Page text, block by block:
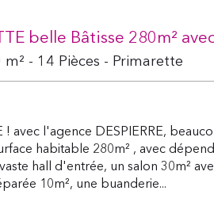
belle Bâtisse 280m²
m² - 14 Pièces - Primarette
! avec l'agence DESPIERRE,
habitable 280m² , avec
hall d'entrée, un salon 30m²
10m², une buanderie...